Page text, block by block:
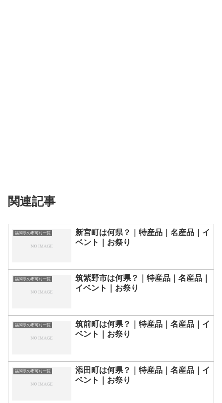
関連記事
福岡県の市町村一覧
新宮町は何県？｜特産品｜名産品｜イ
ベント｜お祭り
福岡県の市町村一覧
筑紫野市は何県？｜特産品｜名産品｜
イベント｜お祭り
福岡県の市町村一覧
筑前町は何県？｜特産品｜名産品｜イ
ベント｜お祭り
福岡県の市町村一覧
添田町は何県？｜特産品｜名産品｜イ
ベント｜お祭り